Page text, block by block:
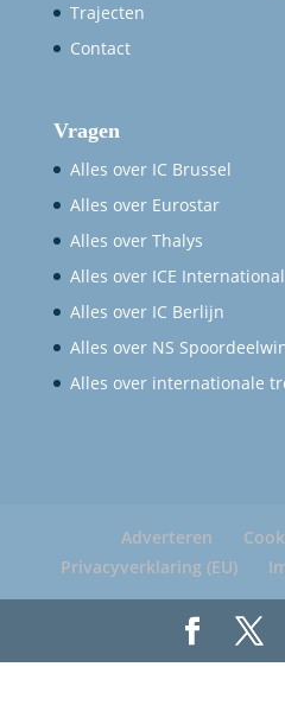
Trajecten
Contact
Vragen
Alles over IC Brussel
Alles over Eurostar
Alles over Thalys
Alles over ICE International
Alles over IC Berlijn
Alles over NS
Alles over internationale
Adverteren
Privacyverklaring (EU)